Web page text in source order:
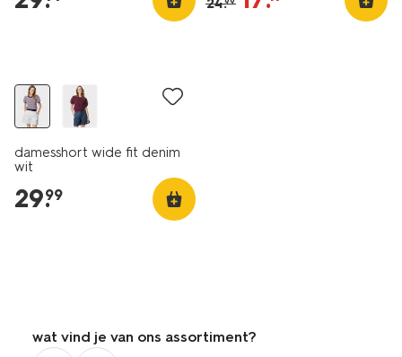
24.
damesshort wide fit denim
wit
29.
99
wat vind je van ons assortiment?